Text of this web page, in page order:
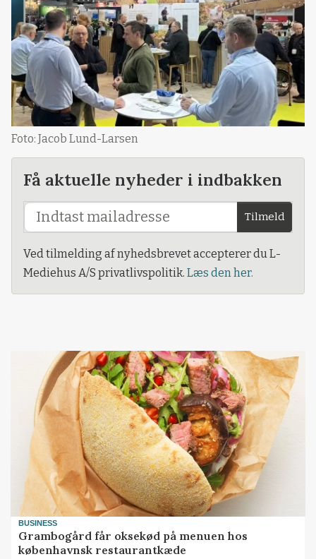
Foto: Jacob Lund-Larsen
Få aktuelle nyheder i indbakken
Tilmeld
Ved tilmelding af nyhedsbrevet accepterer du L-
Mediehus A/S privatlivspolitik. Læs den her.
BUSINESS
Grambogård får oksekød på menuen hos
københavnsk restaurantkæde